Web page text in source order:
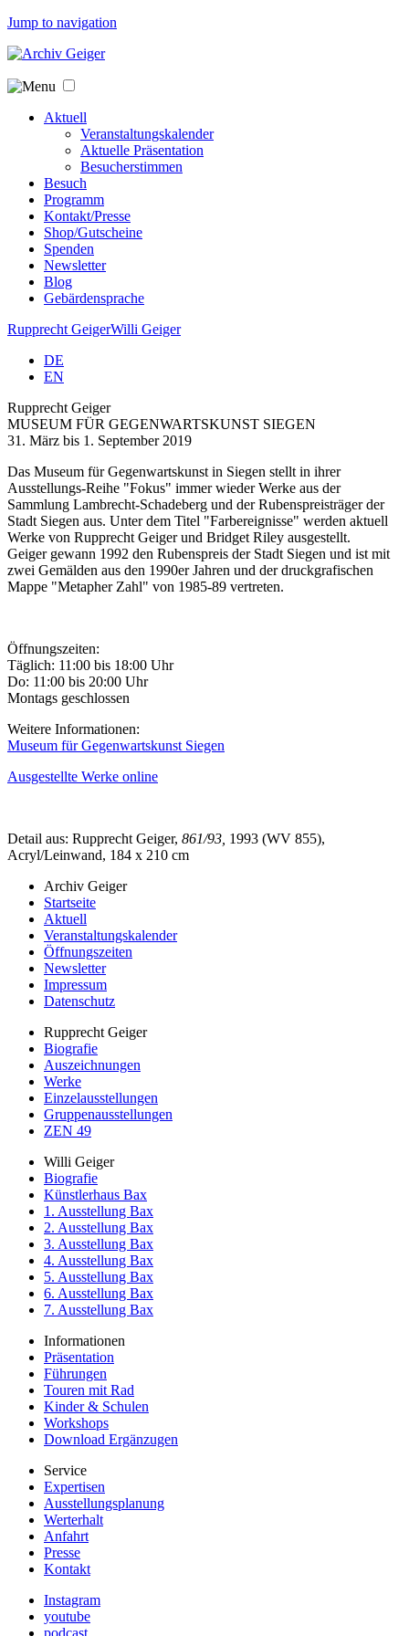
Jump to navigation
Aktuell
Veranstaltungskalender
Aktuelle Präsentation
Besucherstimmen
Besuch
Programm
Kontakt/Presse
Shop/Gutscheine
Spenden
Newsletter
Blog
Gebärdensprache
Rupprecht GeigerWilli Geiger
DE
EN
Rupprecht Geiger
MUSEUM FÜR GEGENWARTSKUNST SIEGEN
31. März bis 1. September 2019
Das Museum für Gegenwartskunst in Siegen stellt in ihrer
Ausstellungs-Reihe "Fokus" immer wieder Werke aus der
Sammlung Lambrecht-Schadeberg und der Rubenspreisträger der
Stadt Siegen aus. Unter dem Titel "Farbereignisse" werden aktuell
Werke von Rupprecht Geiger und Bridget Riley ausgestellt.
Geiger gewann 1992 den Rubenspreis der Stadt Siegen und ist mit
zwei Gemälden aus den 1990er Jahren und der druckgrafischen
Mappe "Metapher Zahl" von 1985-89 vertreten.
Öffnungszeiten:
Täglich: 11:00 bis 18:00 Uhr
Do: 11:00 bis 20:00 Uhr
Montags geschlossen
Weitere Informationen:
Museum für Gegenwartskunst Siegen
Ausgestellte Werke online
Detail aus: Rupprecht Geiger, 861/93, 1993 (WV 855),
Acryl/Leinwand, 184 x 210 cm
Archiv Geiger
Startseite
Aktuell
Veranstaltungskalender
Öffnungszeiten
Newsletter
Impressum
Datenschutz
Rupprecht Geiger
Biografie
Auszeichnungen
Werke
Einzelausstellungen
Gruppenausstellungen
ZEN 49
Willi Geiger
Biografie
Künstlerhaus Bax
1. Ausstellung Bax
2. Ausstellung Bax
3. Ausstellung Bax
4. Ausstellung Bax
5. Ausstellung Bax
6. Ausstellung Bax
7. Ausstellung Bax
Informationen
Präsentation
Führungen
Touren mit Rad
Kinder & Schulen
Workshops
Download Ergänzugen
Service
Expertisen
Ausstellungsplanung
Werterhalt
Anfahrt
Presse
Kontakt
Instagram
youtube
podcast